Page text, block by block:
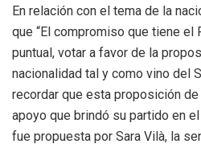
En relación con el tema de la
que “El compromiso que tiene el
puntual, votar a favor de la
nacionalidad tal y como vino del
recordar que esta proposición
apoyo que brindó su partido en
fue propuesta por Sara Vilà, la